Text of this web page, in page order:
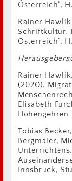
Österreich“,
Rainer
Schriftkultur.
Österreich“,
Rainer
(2020).
Elisabeth
Hohengehren
Tobias
Bergmaier,
Innsbruck,